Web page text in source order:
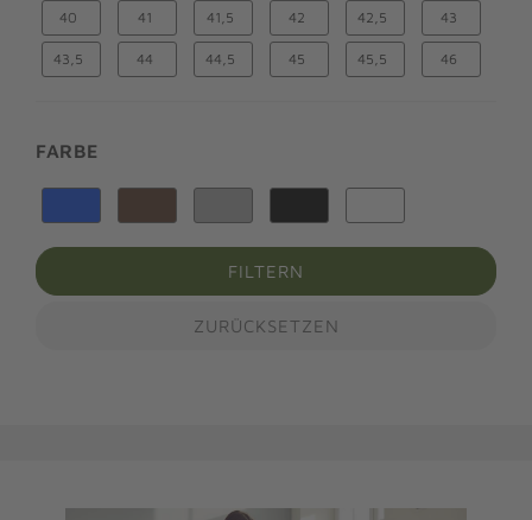
40 41 41,5 42 42,5 43
43,5 44 44,5 45 45,5 46
FARBE
FILTERN
ZURÜCKSETZEN